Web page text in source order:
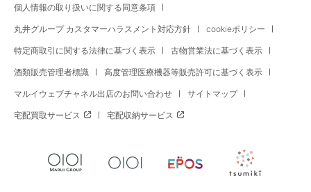
個人情報の取り扱いに関する同意条項
丸井グループ カスタマーハラスメント対応方針 cookieポリシー
特定商取引に関する法律に基づく表示 古物営業法に基づく表示
酒類販売管理者標識 高度管理医療機器等販売許可に基づく表示
マルイウェブチャネル出店のお問い合わせ サイトマップ
宅配買取サービス 宅配収納サービス